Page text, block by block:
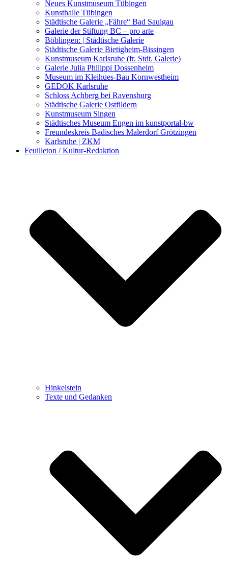
Kunstwettbewerbe, Ausschreibungen für Künstler
Neues Kunstmuseum Tübingen
Kunsthalle Tübingen
Städtische Galerie „Fähre“ Bad Saulgau
Galerie der Stiftung BC – pro arte
Böblingen: | Städtische Galerie
Städtische Galerie Bietigheim-Bissingen
Kunstmuseum Karlsruhe (fr. Stdt. Galerie)
Galerie Julia Philippi Dossenheim
Museum im Kleihues-Bau Kornwestheim
GEDOK Karlsruhe
Schloss Achberg bei Ravensburg
Städtische Galerie Ostfildern
Kunstmuseum Singen
Städtisches Museum Engen im kunstportal-bw
Freundeskreis Badisches Malerdorf Grötzingen
Karlsruhe | ZKM
Feuilleton / Kultur-Redaktion
Hinkelstein
Texte und Gedanken